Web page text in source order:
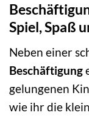
Spiel, Spaß
Neben einer
Beschäftigung
gelungenen
wie ihr die